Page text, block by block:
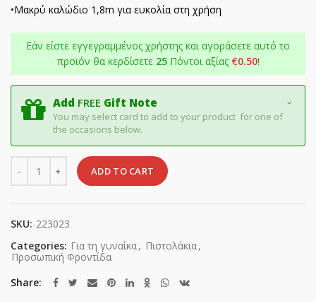
•Μακρύ καλώδιο 1,8m για ευκολία στη χρήση
Εάν είστε εγγεγραμμένος χρήστης και αγοράσετε αυτό το
προϊόν θα κερδίσετε 25Πόντοι αξίας €0.50!
Add FREE Gift Note
You may select card to add to your product for one of
the occasions below.
ADD TO CART
SKU: 223023
Categories: Για τη γυναίκα, Πιστολάκια,
Προσωπική Φροντίδα
Share